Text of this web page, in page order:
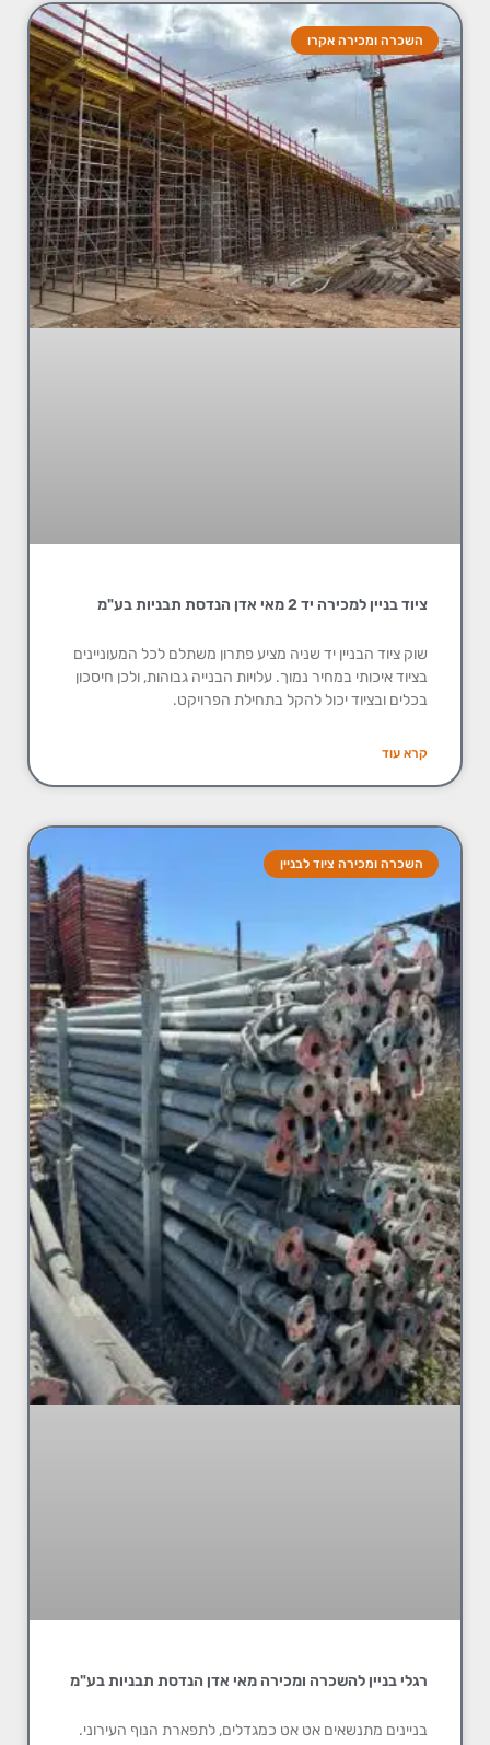
השכרה ומכירה אקרו
ציוד בניין למכירה יד 2 מאי אדן הנדסת תבניות בע"מ
שוק ציוד הבניין יד שניה מציע פתרון משתלם לכל המעוניינים
בציוד איכותי במחיר נמוך. עלויות הבנייה גבוהות, ולכן חיסכון
בכלים ובציוד יכול להקל בתחילת הפרויקט.
קרא עוד
השכרה ומכירה ציוד לבניין
רגלי בניין להשכרה ומכירה מאי אדן הנדסת תבניות בע"מ
בניינים מתנשאים אט אט כמגדלים, לתפארת הנוף העירוני.